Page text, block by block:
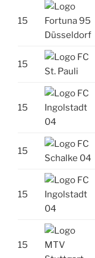
15
15
15
15
15
15